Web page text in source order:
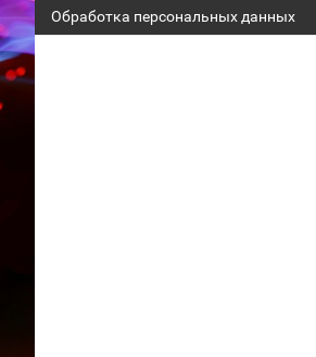
Обработка персональных данных